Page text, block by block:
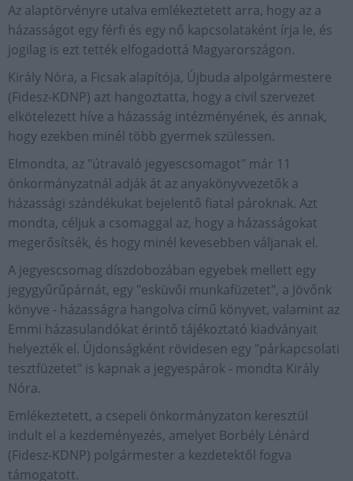
Az alaptörvényre utalva emlékeztetett arra, hogy az a
házasságot egy férfi és egy nő kapcsolataként írja le, és
jogilag is ezt tették elfogadottá Magyarországon.
Király Nóra, a Ficsak alapítója, Újbuda alpolgármestere
(Fidesz-KDNP) azt hangoztatta, hogy a civil szervezet
elkötelezett híve a házasság intézményének, és annak,
hogy ezekben minél több gyermek szülessen.
Elmondta, az "útravaló jegyescsomagot" már 11
önkormányzatnál adják át az anyakönyvvezetők a
házassági szándékukat bejelentő fiatal pároknak. Azt
mondta, céljuk a csomaggal az, hogy a házasságokat
megerősítsék, és hogy minél kevesebben váljanak el.
A jegyescsomag díszdobozában egyebek mellett egy
jegygyűrűpárnát, egy "esküvői munkafüzetet", a Jövőnk
könyve - házasságra hangolva című könyvet, valamint az
Emmi házasulandókat érintő tájékoztató kiadványait
helyezték el. Újdonságként rövidesen egy "párkapcsolati
tesztfüzetet" is kapnak a jegyespárok - mondta Király
Nóra.
Emlékeztetett, a csepeli önkormányzaton keresztül
indult el a kezdeményezés, amelyet Borbély Lénárd
(Fidesz-KDNP) polgármester a kezdetektől fogva
támogatott.